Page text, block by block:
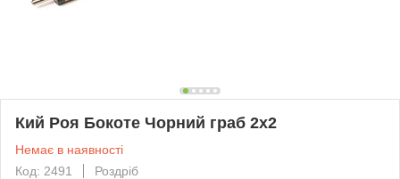
Кий Роя Бокоте Чорний граб 2х2
Немає в наявності
Код: 2491
Роздріб